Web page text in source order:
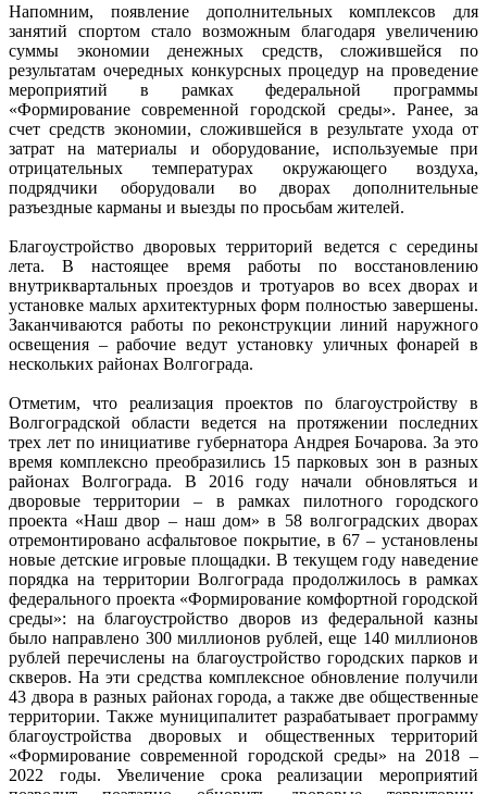
Напомним, появление дополнительных комплексов для
занятий спортом стало возможным благодаря увеличению
суммы экономии денежных средств, сложившейся по
результатам очередных конкурсных процедур на проведение
мероприятий в рамках федеральной программы
«Формирование современной городской среды». Ранее, за
счет средств экономии, сложившейся в результате ухода от
затрат на материалы и оборудование, используемые при
отрицательных температурах окружающего воздуха,
подрядчики оборудовали во дворах дополнительные
разъездные карманы и выезды по просьбам жителей.
Благоустройство дворовых территорий ведется с середины
лета. В настоящее время работы по восстановлению
внутриквартальных проездов и тротуаров во всех дворах и
установке малых архитектурных форм полностью завершены.
Заканчиваются работы по реконструкции линий наружного
освещения – рабочие ведут установку уличных фонарей в
нескольких районах Волгограда.
Отметим, что реализация проектов по благоустройству в
Волгоградской области ведется на протяжении последних
трех лет по инициативе губернатора Андрея Бочарова. За это
время комплексно преобразились 15 парковых зон в разных
районах Волгограда. В 2016 году начали обновляться и
дворовые территории – в рамках пилотного городского
проекта «Наш двор – наш дом» в 58 волгоградских дворах
отремонтировано асфальтовое покрытие, в 67 – установлены
новые детские игровые площадки. В текущем году наведение
порядка на территории Волгограда продолжилось в рамках
федерального проекта «Формирование комфортной городской
среды»: на благоустройство дворов из федеральной казны
было направлено 300 миллионов рублей, еще 140 миллионов
рублей перечислены на благоустройство городских парков и
скверов. На эти средства комплексное обновление получили
43 двора в разных районах города, а также две общественные
территории. Также муниципалитет разрабатывает программу
благоустройства дворовых и общественных территорий
«Формирование современной городской среды» на 2018 –
2022 годы. Увеличение срока реализации мероприятий